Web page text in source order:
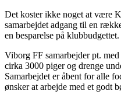
Det koster ikke noget at være
samarbejdet adgang til en
en besparelse på klubbudgettet.
Viborg FF samarbejder pt.
cirka 3000 piger og drenge
Samarbejdet er åbent for alle
ønsker at arbejde med et godt